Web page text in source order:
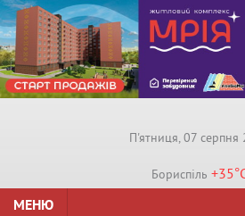
П'ятниця, 07 серпня
Бориспiль +35°
МЕНЮ